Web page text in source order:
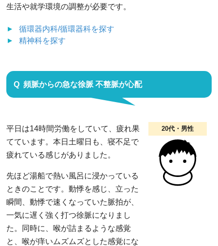
生活や就学環境の調整が必要です。
循環器内科/循環器科を探す
精神科を探す
頻脈からの急な徐脈 不整脈が心配
20代・男性
平日は14時間労働をしていて、疲れ果
てています。本日土曜日も、寝不足で
疲れている感じがありました。
先ほど湯船で熱い風呂に浸かっている
ときのことです。動悸を感じ、立った
瞬間、動悸で速くなっていた脈拍が、
一気に遅く強く打つ徐脈になりまし
た。同時に、喉が詰まるような感覚
と、喉が痒いムズムズとした感覚にな